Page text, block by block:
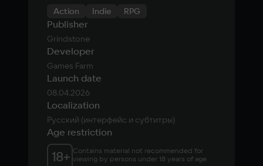
Action Indie RPG
Publisher
Grindstone
Developer
Games Farm
Launch date
08.04.2026
Localization
Русский (интерфейс и субтитры)
Age restriction
18+ Contains material not recommended for
viewing by persons under 18 years of age